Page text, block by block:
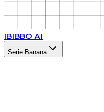
IBIBBO AI
Serie Banana